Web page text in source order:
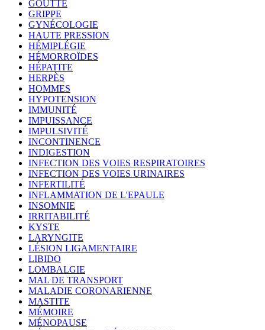
GOUTTE
GRIPPE
GYNÉCOLOGIE
HAUTE PRESSION
HÉMIPLÉGIE
HÉMORROÏDES
HÉPATITE
HERPÈS
HOMMES
HYPOTENSION
IMMUNITÉ
IMPUISSANCE
IMPULSIVITÉ
INCONTINENCE
INDIGESTION
INFECTION DES VOIES RESPIRATOIRES
INFECTION DES VOIES URINAIRES
INFERTILITÉ
INFLAMMATION DE L'EPAULE
INSOMNIE
IRRITABILITÉ
KYSTE
LARYNGITE
LÉSION LIGAMENTAIRE
LIBIDO
LOMBALGIE
MAL DE TRANSPORT
MALADIE CORONARIENNE
MASTITE
MÉMOIRE
MÉNOPAUSE